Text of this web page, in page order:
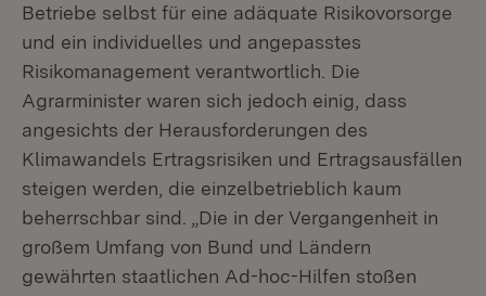
Betriebe selbst für eine adäquate Risikovorsorge
und ein individuelles und angepasstes
Risikomanagement verantwortlich. Die
Agrarminister waren sich jedoch einig, dass
angesichts der Herausforderungen des
Klimawandels Ertragsrisiken und Ertragsausfällen
steigen werden, die einzelbetrieblich kaum
beherrschbar sind. „Die in der Vergangenheit in
großem Umfang von Bund und Ländern
gewährten staatlichen Ad-hoc-Hilfen stoßen